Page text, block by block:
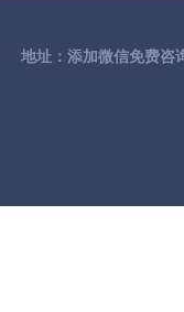
地址：添加微信免费咨